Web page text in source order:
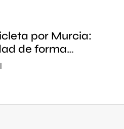
por Murcia:
de forma